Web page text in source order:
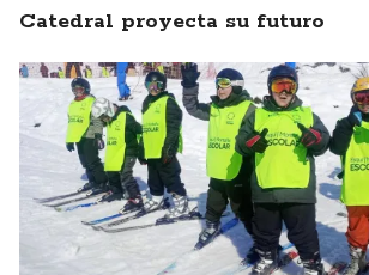
Catedral proyecta su futuro